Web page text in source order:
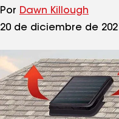
Por Dawn Killough
20 de diciembre de 2021